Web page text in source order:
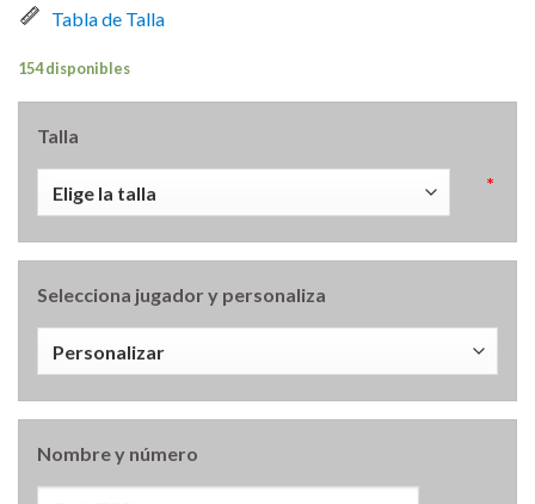
Tabla de Talla
154 disponibles
Talla
*
Selecciona jugador y personaliza
Nombre y número